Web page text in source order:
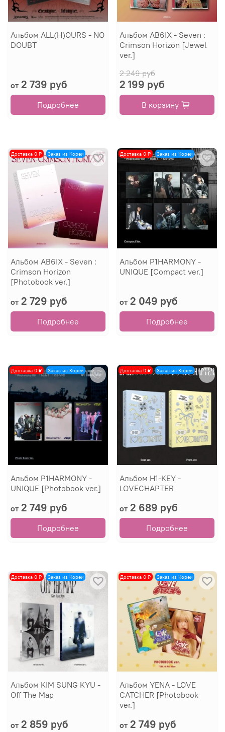
Альбом ALL(H)OURS - NO
DOUBT
от2 739 руб
Подробнее
Альбом AB6IX - Seven :
Crimson Horizon [Jewel
ver.]
2 249 руб
2 199 руб
В корзину
Доставка 0 ₽ Заказ из Кореи
Альбом AB6IX - Seven :
Crimson Horizon
[Photobook ver.]
от2 729 руб
Подробнее
Доставка 0 ₽ Заказ из Кореи
Альбом P1HARMONY -
UNIQUE [Compact ver.]
от2 049 руб
Подробнее
Доставка 0 ₽ Заказ из Кореи
Альбом P1HARMONY -
UNIQUE [Photobook ver.]
от2 749 руб
Подробнее
Доставка 0 ₽ Заказ из Кореи
Альбом H1-KEY -
LOVECHAPTER
от2 689 руб
Подробнее
Доставка 0 ₽ Заказ из Кореи
Альбом KIM SUNG KYU -
Off The Map
от2 859 руб
Доставка 0 ₽ Заказ из Кореи
Альбом YENA - LOVE
CATCHER [Photobook
ver.]
от2 749 руб